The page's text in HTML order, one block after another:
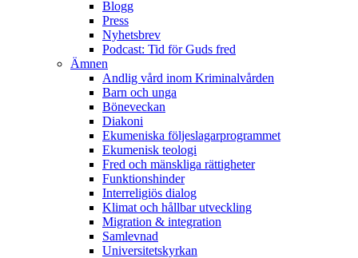
Blogg
Press
Nyhetsbrev
Podcast: Tid för Guds fred
Ämnen
Andlig vård inom Kriminalvården
Barn och unga
Böneveckan
Diakoni
Ekumeniska följeslagarprogrammet
Ekumenisk teologi
Fred och mänskliga rättigheter
Funktionshinder
Interreligiös dialog
Klimat och hållbar utveckling
Migration & integration
Samlevnad
Universitetskyrkan